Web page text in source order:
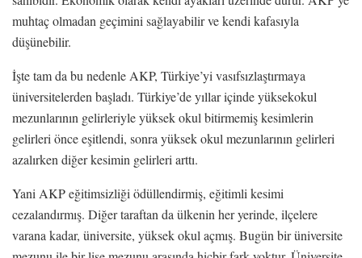
muhtaç olmadan geçimini sağlayabilir ve kendi kafasıyla
düşünebilir.
İşte tam da bu nedenle AKP, Türkiye’yi vasıfsızlaştırmaya
üniversitelerden başladı. Türkiye’de yıllar içinde yüksekokul
mezunlarının gelirleriyle yüksek okul bitirmemiş kesimlerin
gelirleri önce eşitlendi, sonra yüksek okul mezunlarının gelirleri
azalırken diğer kesimin gelirleri arttı.
Yani AKP eğitimsizliği ödüllendirmiş, eğitimli kesimi
cezalandırmış. Diğer taraftan da ülkenin her yerinde, ilçelere
varana kadar, üniversite, yüksek okul açmış. Bugün bir üniversite